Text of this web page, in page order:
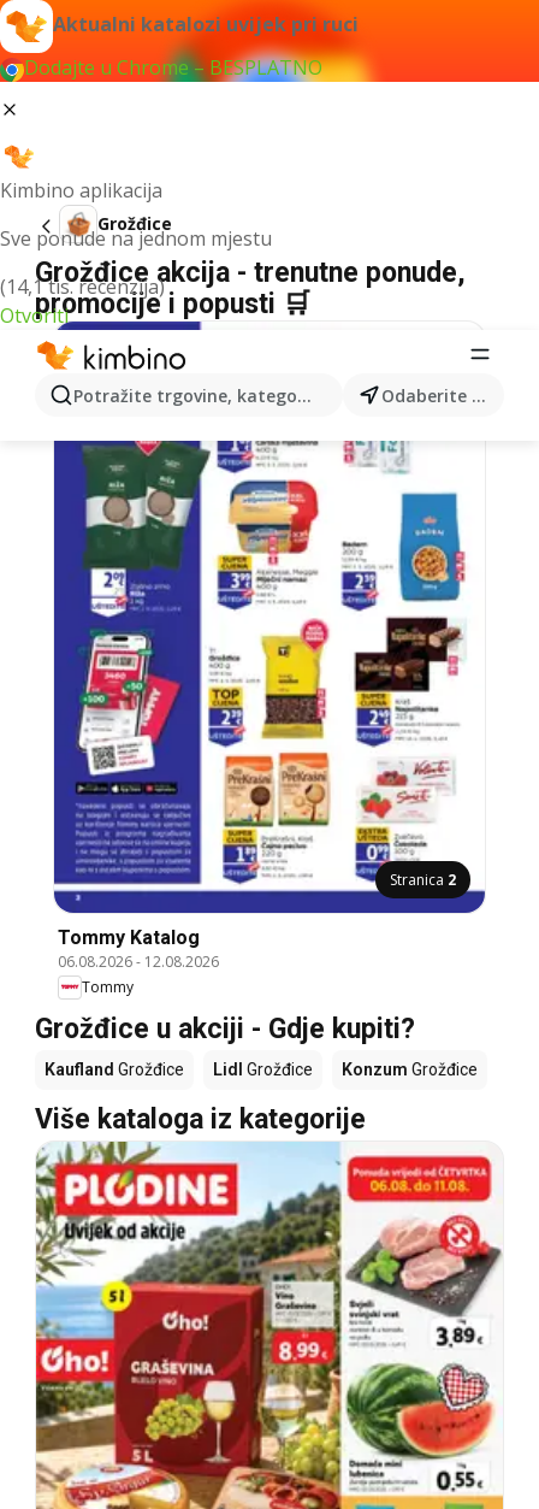
Aktualni katalozi uvijek pri ruci
Dodajte u Chrome – BESPLATNO
Kimbino aplikacija
Sve ponude na jednom mjestu
(14,1 tis. recenzija)
Otvoriti
Potražite trgovine, kategorije, proizvode... Odaberite grad
Grožđice
Grožđice akcija - trenutne ponude,
promocije i popusti 🛒
Stranica 2
Tommy Katalog
06.08.2026- 12.08.2026
Tommy
Grožđice u akciji - Gdje kupiti?
Kaufland Grožđice Lidl Grožđice Konzum Grožđice
Više kataloga iz kategorije